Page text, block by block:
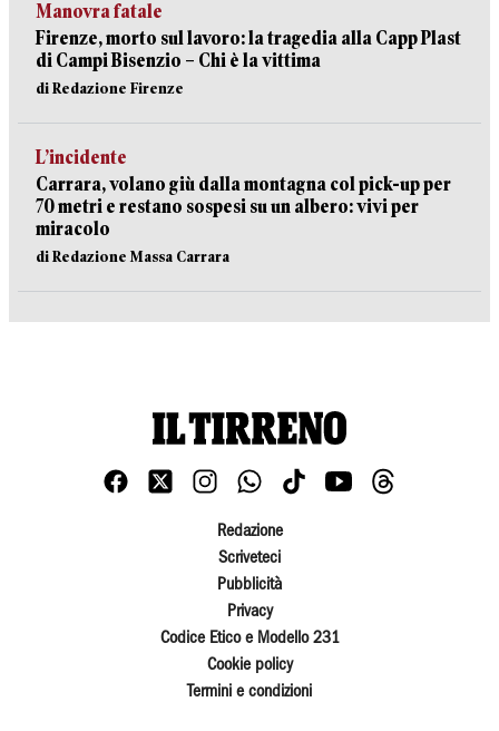
Manovra fatale
Firenze, morto sul lavoro: la tragedia alla Capp Plast
di Campi Bisenzio – Chi è la vittima
di Redazione Firenze
L’incidente
Carrara, volano giù dalla montagna col pick-up per
70 metri e restano sospesi su un albero: vivi per
miracolo
di Redazione Massa Carrara
Redazione
Scriveteci
Pubblicità
Privacy
Codice Etico e Modello 231
Cookie policy
Termini e condizioni